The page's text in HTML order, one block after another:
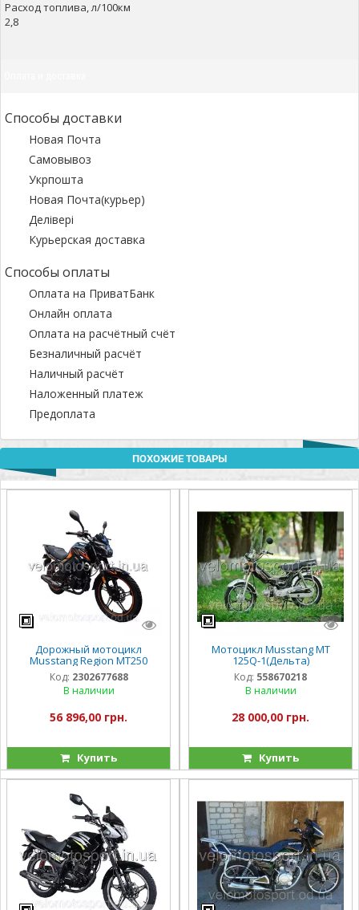
Расход топлива, л/100км
2,8
Способы доставки
Новая Почта
Самовывоз
Укрпошта
Новая Почта(курьер)
Делівері
Курьерская доставка
Способы оплаты
Оплата на ПриватБанк
Онлайн оплата
Оплата на расчётный счёт
Безналичный расчёт
Наличный расчёт
Наложенный платеж
Предоплата
ПОХОЖИЕ ТОВАРЫ
Дорожный мотоцикл
Musstang Region МТ250
Код: 2302677688
В наличии
56 896,00 грн.
Купить
Мотоцикл Musstang MT
125Q-1(Дельта)
Код: 558670218
В наличии
28 000,00 грн.
Купить